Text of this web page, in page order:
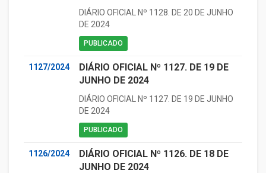
DIÁRIO OFICIAL Nº 1128. DE 20 DE JUNHO
DE 2024
PUBLICADO
1127/2024
DIÁRIO OFICIAL Nº 1127. DE 19 DE
JUNHO DE 2024
DIÁRIO OFICIAL Nº 1127. DE 19 DE JUNHO
DE 2024
PUBLICADO
1126/2024
DIÁRIO OFICIAL Nº 1126. DE 18 DE
JUNHO DE 2024